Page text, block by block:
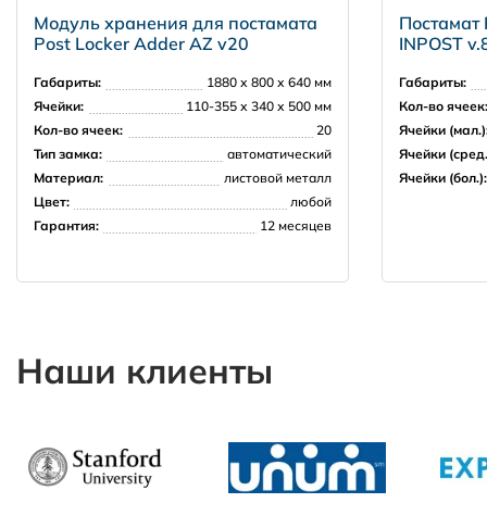
Регионы РФ
Доставка за рубеж
Модуль хранения для постамата
Post Locker Adder AZ v20
Габариты:
1880 х 800 х 640 мм
Ячейки:
110-355 х 340 х 500 мм
Кол-во ячеек:
20
Тип замка:
автоматический
Материал:
листовой металл
Цвет:
любой
Гарантия:
12 месяцев
Постамат
INPOST
Габариты:
Кол-во ячеек:
Ячейки
Ячейки
Ячейки (бол.):
Наши клиенты